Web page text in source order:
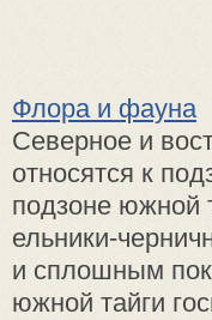
Флора и фауна
Северное и
относятся к
подзоне южной
ельники-
и сплошным
южной тайги